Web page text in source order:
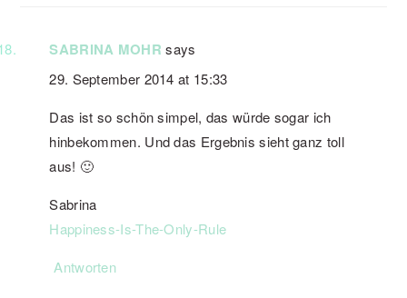
SABRINA MOHR says
29. September 2014 at 15:33
Das ist so schön simpel, das würde sogar ich
hinbekommen. Und das Ergebnis sieht ganz toll
aus! 🙂
Sabrina
Happiness-Is-The-Only-Rule
Antworten